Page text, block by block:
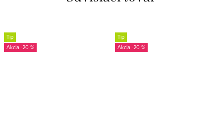
Tip
-20 %
Tip
-20 %